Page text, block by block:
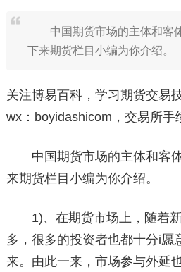
中国期货市场的主体和客
下来期货栏目小编为你介绍。
关注博易百科，学习期货交易
wx：boyidashicom，交易所手
中国期货市场的主体和客
来期货栏目小编为你介绍。
1)、在期货市场上，随着新
多，很多的投资者也都十分i愿
来。由此一来，市场参与外延